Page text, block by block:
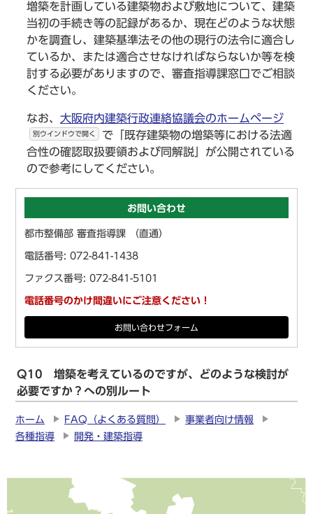
増築を計画している建築物および敷地について、建築
当初の手続き等の記録があるか、現在どのような状態
かを調査し、建築基準法その他の現行の法令に適合し
ているか、または適合させなければならないか等を検
討する必要がありますので、審査指導課窓口でご相談
ください。
なお、 大阪府内建築行政連絡協議会のホームページ
別ウインドウで開く
で「既存建築物の増築等における法適
合性の確認取扱要領および同解説」が公開されている
ので参考にしてください。
お問い合わせ
都市整備部 審査指導課 （直通）
電話番号: 072-841-1438
ファクス番号: 072-841-5101
電話番号のかけ間違いにご注意ください！
お問い合わせフォーム
Q10 増築を考えているのですが、どのような検討が
必要ですか？への別ルート
ホーム FAQ（よくある質問）
事業者向け情報
各種指導
開発・建築指導